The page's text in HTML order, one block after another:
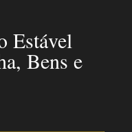
Estável
Bens e